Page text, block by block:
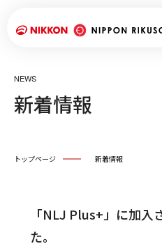
NEWS
新着情報
トップページ 新着情報
「NLJ Plus+」に加入
た。